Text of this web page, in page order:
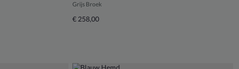
Grijs Broek
€ 258,00